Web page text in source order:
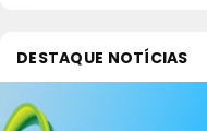
DESTAQUE NOTÍCIAS